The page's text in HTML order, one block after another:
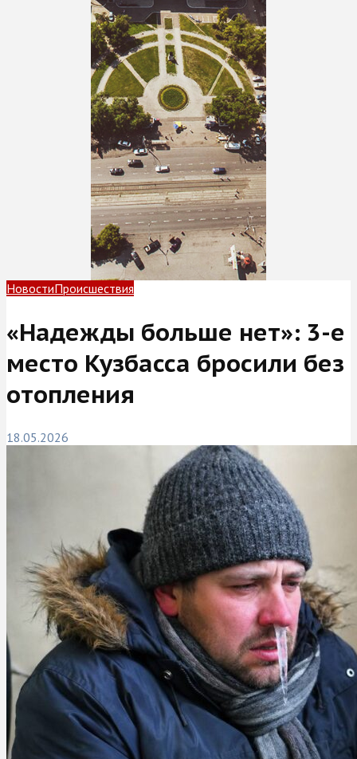
НовостиПроисшествия
«Надежды больше нет»: 3-е
место Кузбасса бросили без
отопления
18.05.2026